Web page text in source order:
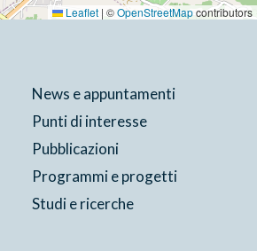
Leaflet | ©OpenStreetMapcontributors
News e appuntamenti
Punti di interesse
Pubblicazioni
Programmi e progetti
Studi e ricerche